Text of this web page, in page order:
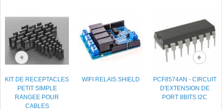
KIT DE RECEPTACLES
PETIT SIMPLE
RANGEE POUR
CABLES
WIFI RELAIS SHIELD
PCF8574AN - CIRCUIT
D'EXTENSION DE
PORT 8BITS I2C